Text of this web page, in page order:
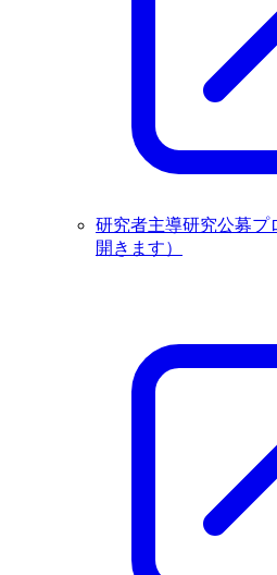
研究者主導研究公募プ
開きます）